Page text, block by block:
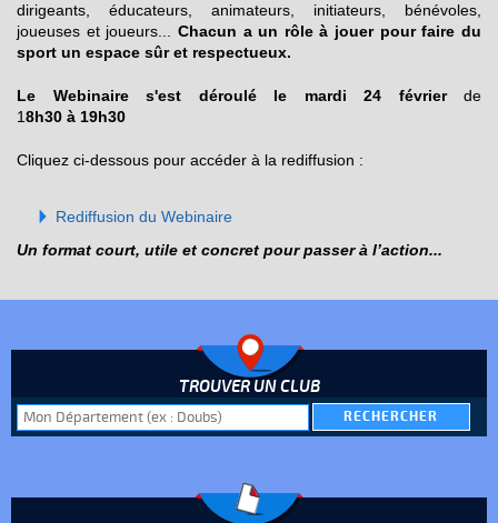
dirigeants, éducateurs, animateurs, initiateurs, bénévoles,
joueuses et joueurs... Chacun a un rôle à jouer pour faire du
sport un espace sûr et respectueux.
Le Webinaire s'est déroulé le mardi 24 févrierde
18h30 à 19h30
Cliquez ci-dessous pour accéder à la rediffusion :
Rediffusion du Webinaire
Un format court, utile et concret pour passer à l’action...
TROUVER UN CLUB